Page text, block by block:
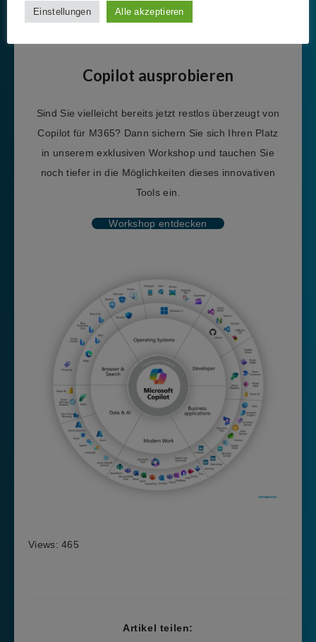
LinkedInabonnieren, um keine Neuigkeiten aus der IT-
Copilot ausprobieren
Sind Sie vielleicht bereits jetzt restlos überzeugt von
Copilot für M365? Dann sichern Sie sich Ihren Platz
in unserem exklusiven Workshop und tauchen Sie
noch tiefer in die Möglichkeiten dieses innovativen
Tools ein.
Workshop entdecken
Views: 465
Artikel teilen:
Einstellungen Alle akzeptieren